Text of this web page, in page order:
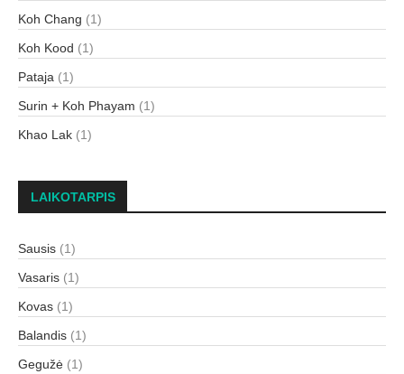
Koh Chang (1)
Koh Kood (1)
Pataja (1)
Surin + Koh Phayam (1)
Khao Lak (1)
LAIKOTARPIS
Sausis (1)
Vasaris (1)
Kovas (1)
Balandis (1)
Gegužė (1)